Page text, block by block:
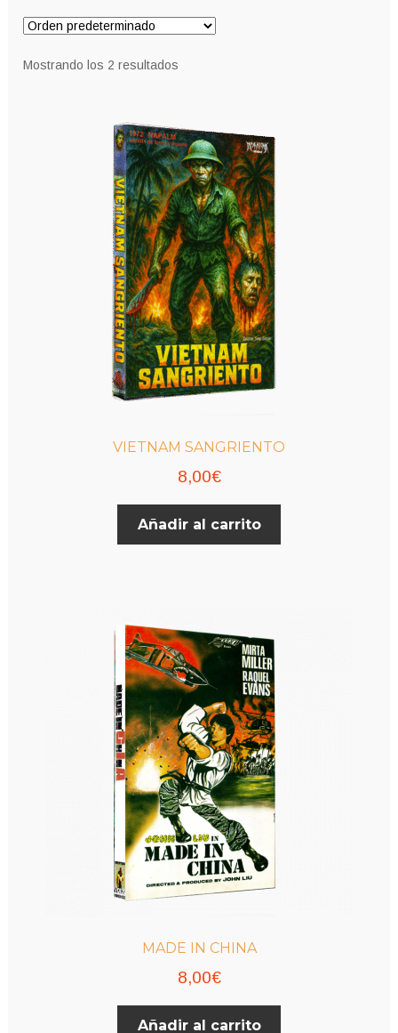
Mostrando los 2 resultados
VIETNAM SANGRIENTO
8,00€
Añadir al carrito
MADE IN CHINA
8,00€
Añadir al carrito